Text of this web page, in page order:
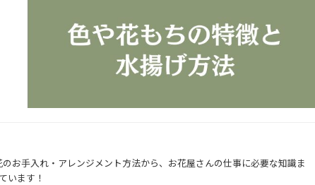
お手入れ・アレンジメント方法から、お花屋さんの仕事に必要な知識ま
います！